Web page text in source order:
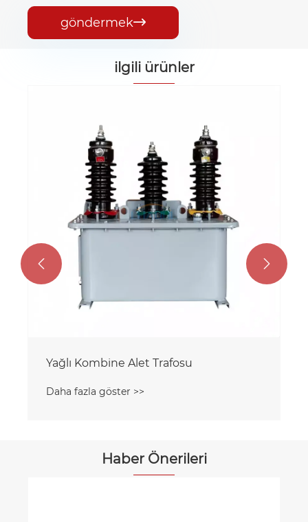
göndermek
ilgili ürünler
Yağlı Kombine Alet Trafosu
Daha fazla göster >>
 
Haber Önerileri